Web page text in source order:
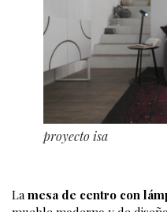
proyecto isa